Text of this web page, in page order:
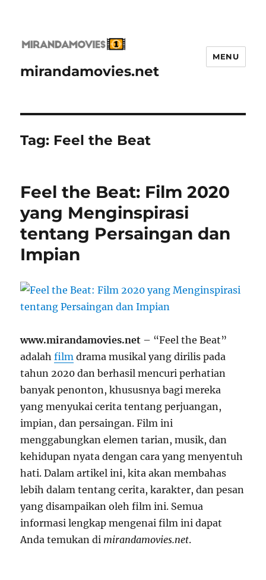
mirandamovies.net
MENU
Tag: Feel the Beat
Feel the Beat: Film 2020
yang Menginspirasi
tentang Persaingan dan
Impian
www.mirandamovies.net – “Feel the Beat”
adalahfilm drama musikal yang dirilis pada
tahun 2020 dan berhasil mencuri perhatian
banyak penonton, khususnya bagi mereka
yang menyukai cerita tentang perjuangan,
impian, dan persaingan. Film ini
menggabungkan elemen tarian, musik, dan
kehidupan nyata dengan cara yang menyentuh
hati. Dalam artikel ini, kita akan membahas
lebih dalam tentang cerita, karakter, dan pesan
yang disampaikan oleh film ini. Semua
informasi lengkap mengenai film ini dapat
Anda temukan di mirandamovies.net.